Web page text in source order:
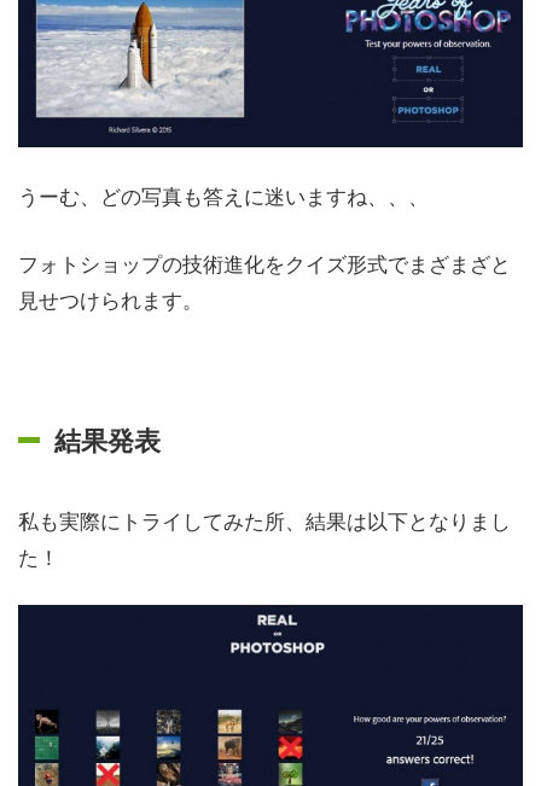
うーむ、どの写真も答えに迷いますね、、、
フォトショップの技術進化をクイズ形式でまざまざと
見せつけられます。
結果発表
私も実際にトライしてみた所、結果は以下となりまし
た！